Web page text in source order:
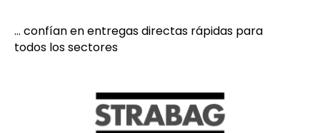
... confían en entregas directas rápidas para
todos los sectores